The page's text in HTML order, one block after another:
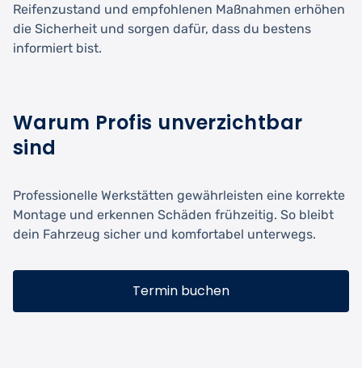
Reifenzustand und empfohlenen Maßnahmen erhöhen
die Sicherheit und sorgen dafür, dass du bestens
informiert bist.
Warum Profis unverzichtbar
sind
Professionelle Werkstätten gewährleisten eine korrekte
Montage und erkennen Schäden frühzeitig. So bleibt
dein Fahrzeug sicher und komfortabel unterwegs.
Termin buchen